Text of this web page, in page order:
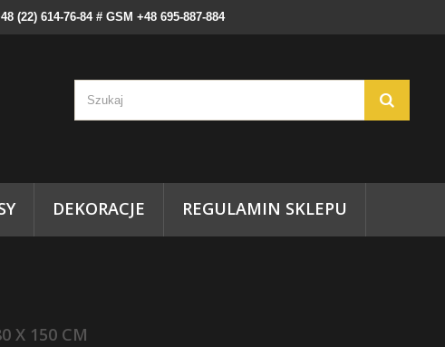
(22) 614-76-84 # GSM +48 695-887-884
DEKORACJE REGULAMIN SKLEPU
X 150 CM